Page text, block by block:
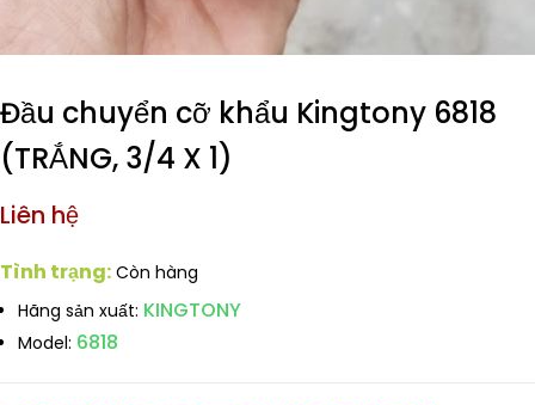
Đầu chuyển cỡ khẩu Kingtony 6818
(TRẮNG, 3/4 X 1)
Liên hệ
Tình trạng: Còn hàng
Hãng sản xuất: KINGTONY
Model: 6818